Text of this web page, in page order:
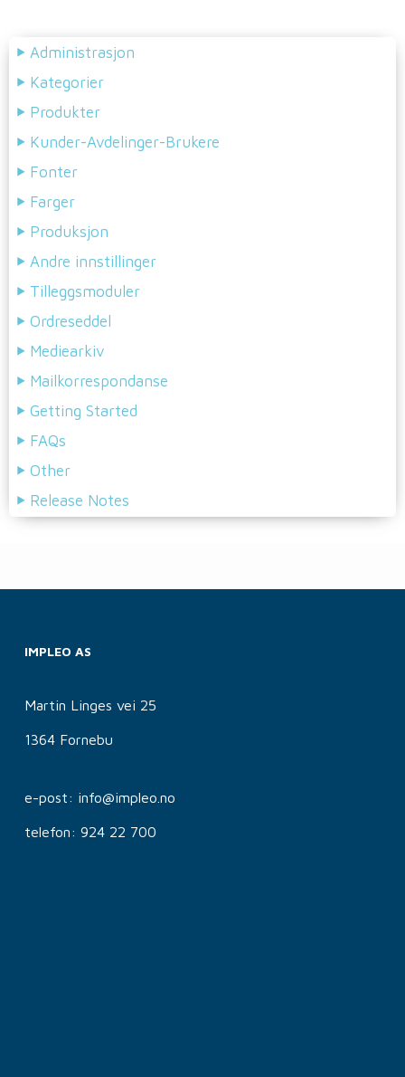
Administrasjon
Kategorier
Produkter
Kunder-Avdelinger-Brukere
Fonter
Farger
Produksjon
Andre innstillinger
Tilleggsmoduler
Ordreseddel
Mediearkiv
Mailkorrespondanse
Getting Started
FAQs
Other
Release Notes
IMPLEO AS
Martin Linges vei 25
1364 Fornebu
e-post: info@impleo.no
telefon: 924 22 700